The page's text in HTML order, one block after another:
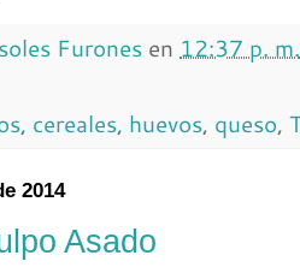
Furones en 12:37 p. m.
, cereales, huevos, queso,
2014
Asado